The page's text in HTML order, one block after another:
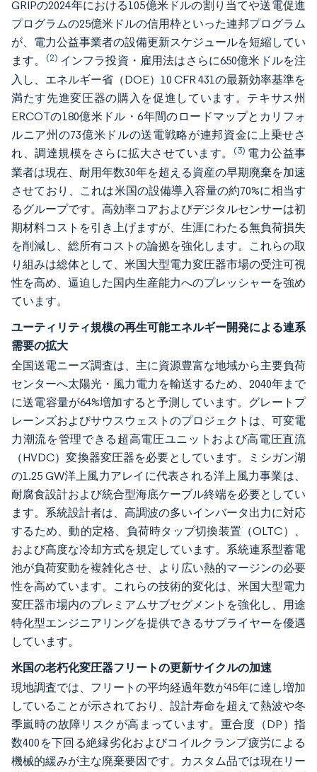
GRIPの2024年における105億米ドルの割り当てや送電促進
プログラムの25億米ドルの信用枠といった連邦プログラム
が、電力公益事業者の設備更新スケジュールを短縮してい
ます。
(2) インフラ投資・雇用法はさらに650億米ドルを注
入し、エネルギー省（DOE）10 CFR 431の最新効率基準を
満たす先進変圧器の購入を促進しています。テキサス州
ERCOTの180億米ドル・6年間のロードマップとカリフォ
ルニア州の73億米ドルの送電戦略が連邦資金に上乗せさ
れ、調達規模をさらに拡大させています。
(3) 電力公益事
業者は現在、耐用年数30年を超える資産の早期廃棄を加速
させており、これは米国の設備導入容量の約70%に相当す
るグループです。高効率コアおよびデジタルセンサーは初
期材料コストを引き上げますが、生涯にわたる無負荷損失
を削減し、総所有コストの論拠を強化します。これらの取
り組みは総体として、米国大型電力変圧器市場の受注可視
性を高め、逼迫した国内生産能力へのプレッシャーを強め
ています。
ユーティリティ規模の再生可能エネルギー開発による連系
需要の拡大
全国送電ニーズ調査は、主に資源豊富な地域から主要負荷
センターへ太陽光・風力電力を輸送するため、2040年まで
に送電容量が64%増加すると予測しています。グレートプ
レーンズおよびサウスウェストのプロジェクトは、可変電
力潮流を管理できる超高電圧ユニットおよび高電圧直流
（HVDC）変換器変圧器を必要としています。ミシガン湖
の1.25 GW洋上風力アレイに代表される洋上風力事業は、
耐腐食設計および統合型海底ケーブル終端を必要としてい
ます。系統設計者は、高調波の多いインバータ出力に対応
するため、動的定格、負荷時タップ切換装置（OLTC）、
および高度な冷却方式を規定しています。系統連系型蓄電
池が負荷変動を複雑化させ、より広い熱的マージンの必要
性を高めています。これらの技術的変化は、米国大型電力
変圧器市場内のプレミアムサブセグメントを強化し、用途
特化型エンジニアリングを提供できるサプライヤーを優遇
しています。
米国の老朽化変圧器フリートの更新サイクルの加速
現地調査では、フリートの平均経過年数が45年に達し増加
していることが示されており、設計寿命を超えて熱波や冬
季嵐時の故障リスクが高まっています。重合度（DP）指
数400を下回る絶縁劣化およびコイルクランプ疲労による
機械的緩みが主な廃棄要因です。カスタム品では現在リー